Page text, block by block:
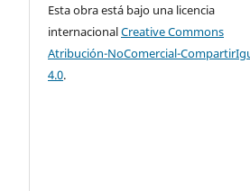
Esta obra está bajo una licencia
internacionalCreative Commons
Atribución-NoComercial-
4.0.